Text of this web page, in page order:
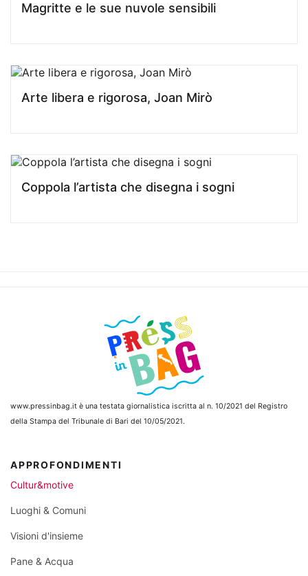
Magritte e le sue nuvole sensibili
Arte libera e rigorosa, Joan Mirò
Coppola l’artista che disegna i sogni
www.pressinbag.it è una testata giornalistica iscritta al n. 10/2021 del Registro
della Stampa del Tribunale di Bari del 10/05/2021.
APPROFONDIMENTI
Cultur&motive
Luoghi & Comuni
Visioni d'insieme
Pane & Acqua